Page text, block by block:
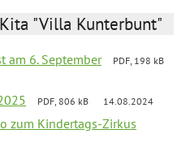
"Villa Kunterbunt"
am 6. September
PDF, 198 kB
PDF, 806 kB 14.08.2024
zum Kindertags-Zirkus